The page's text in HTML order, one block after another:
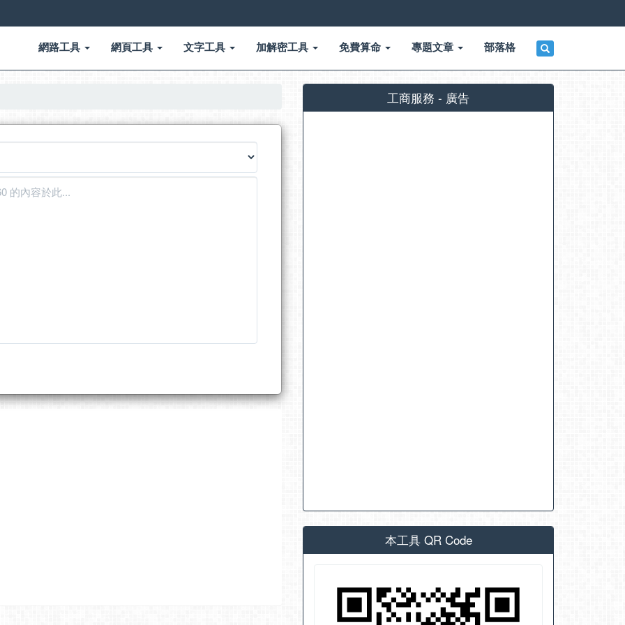
網路工具 網頁工具 文字工具 加解密工具 免費算命 專題文章 部落格
工商服務 - 廣告
本工具 QR Code